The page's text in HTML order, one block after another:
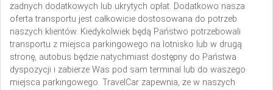
żadnych dodatkowych lub ukrytych opłat. Dodatkowo nasza
oferta transportu jest całkowicie dostosowana do potrzeb
naszych klientów. Kiedykolwiek będą Państwo potrzebowali
transportu z miejsca parkingowego na lotnisko lub w drugą
stronę, autobus będzie natychmiast dostępny do Państwa
dyspozycji i zabierze Was pod sam terminal lub do waszego
miejsca parkingowego. TravelCar zapewnia, że w naszych